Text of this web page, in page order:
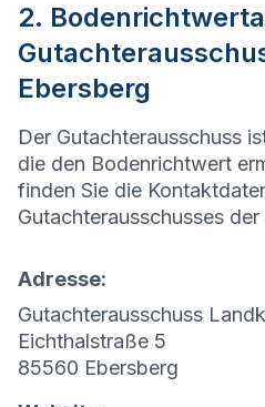
2.
Ebersberg
Der Gutachterausschuss
die den Bodenrichtwert
finden Sie die
Gutachterausschusses
Adresse:
Gutachterausschuss
Eichthalstraße 5
85560 Ebersberg